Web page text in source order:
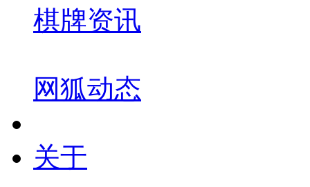
棋牌资讯
网狐动态
关于